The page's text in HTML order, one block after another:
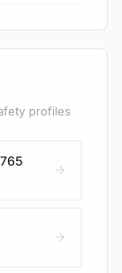
profiles